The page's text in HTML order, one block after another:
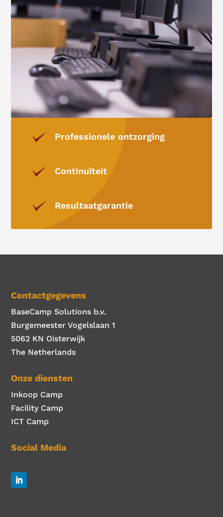
Professionele ontzorging
Continuïteit
Resultaatgarantie
Contactgegevens
BaseCamp Solutions b.v.
Burgemeester Vogelslaan 1
5062 KN Oisterwijk
The Netherlands
Onze diensten
Inkoop Camp
Facility Camp
ICT Camp
Social Media